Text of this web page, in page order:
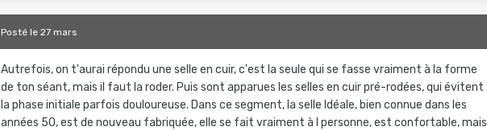
Postéle 27 mars
Autrefois, on t'aurai répondu une selle en cuir, c'est la seule qui se fasse vraiment à la forme
de ton séant, mais il faut la roder. Puis sont apparues les selles en cuir pré-rodées, qui évitent
la phase initiale parfois douloureuse. Dans ce segment, la selle Idéale, bien connue dans les
années 50, est de nouveau fabriquée, elle se fait vraiment à l personne, est confortable, mais